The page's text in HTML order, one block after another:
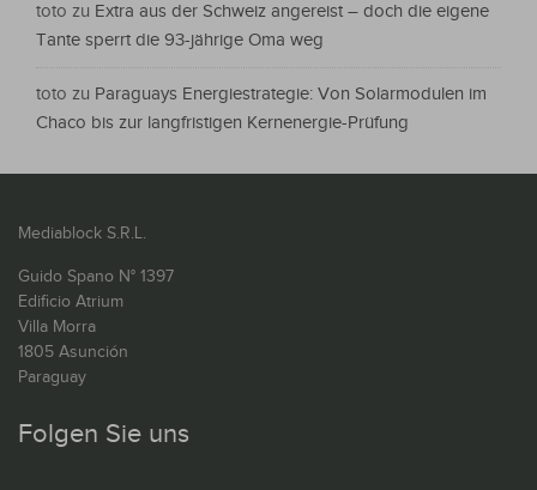
toto zu Extra aus der Schweiz angereist – doch die eigene
Tante sperrt die 93-jährige Oma weg
toto zu Paraguays Energiestrategie: Von Solarmodulen im
Chaco bis zur langfristigen Kernenergie-Prüfung
Mediablock S.R.L.
Guido Spano N° 1397
Edificio Atrium
Villa Morra
1805 Asunción
Paraguay
Folgen Sie uns